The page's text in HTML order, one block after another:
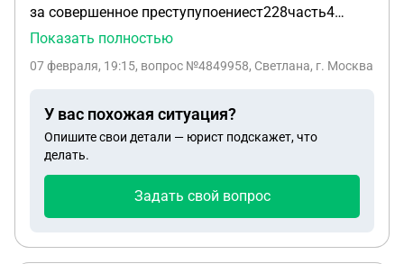
за совершенное преступупоениест228часть4
соответственно паспорта. У него имееться доля в
тоесть мама сделать дарственную на одного из
обьявления приговора мне тоесть маме. Ведь в
данный момент он ни кто
Показать полностью
07 февраля, 19:15, вопрос №4849958, Светлана, г. Москва
У вас похожая ситуация?
Опишите свои детали — юрист подскажет, что
делать.
Задать свой вопрос